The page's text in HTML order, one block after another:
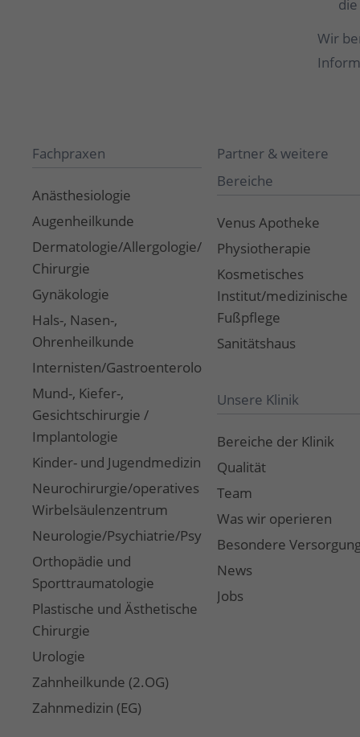
Wir
Fachpraxen
Anästhesiologie
Augenheilkunde
Dermatologie/Allergologie/Dermato-
Chirurgie
Gynäkologie
Hals-, Nasen-,
Ohrenheilkunde
Internisten/Gastroenterologie
Mund-, Kiefer-,
Gesichtschirurgie /
Implantologie
Kinder- und Jugendmedizin
Neurochirurgie/operatives
Wirbelsäulenzentrum
Neurologie/Psychiatrie/Psychotherapie/Coaching
Orthopädie und
Sporttraumatologie
Plastische und Ästhetische
Chirurgie
Urologie
Zahnheilkunde (2.OG)
Zahnmedizin (EG)
Partner & weitere
Bereiche
Venus Apotheke
Physiotherapie
Kosmetisches
Institut/medizinische
Fußpflege
Sanitätshaus
Unsere Klinik
Bereiche der Klinik
Qualität
Team
Was wir operieren
Besondere
News
Jobs